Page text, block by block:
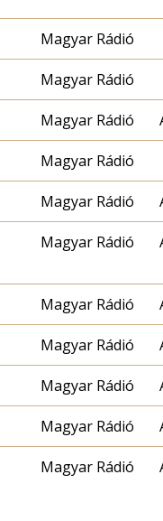
Magyar Rádió
Magyar Rádió
Magyar Rádió
Magyar Rádió
Magyar Rádió
Magyar Rádió
Magyar Rádió
Magyar Rádió
Magyar Rádió
Magyar Rádió
Magyar Rádió